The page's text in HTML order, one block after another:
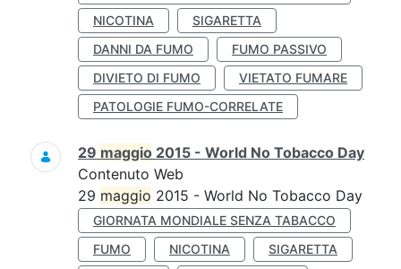
NICOTINA
SIGARETTA
DANNI DA FUMO
FUMO PASSIVO
DIVIETO DI FUMO
VIETATO FUMARE
PATOLOGIE FUMO-CORRELATE
29 maggio 2015 - World No Tobacco Day
Contenuto Web
29 maggio 2015 - World No Tobacco Day
GIORNATA MONDIALE SENZA TABACCO
FUMO
NICOTINA
SIGARETTA